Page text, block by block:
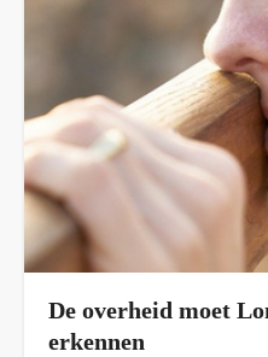
De overheid moet
erkennen